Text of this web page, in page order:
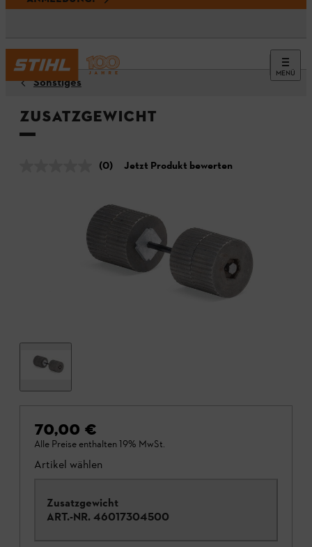
MENÜ
Sonstiges
Zusatzgewicht
(0) Jetzt Produkt bewerten
70,00 €
Alle Preise enthalten 19% MwSt.
Artikel wählen
Zusatzgewicht
ART.-NR. 46017304500